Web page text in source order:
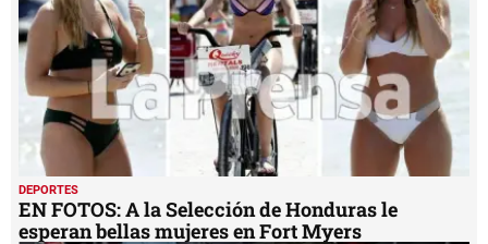
DEPORTES
EN FOTOS: A la Selección de Honduras le
esperan bellas mujeres en Fort Myers